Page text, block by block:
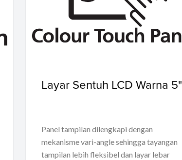
Layar Sentuh LCD Warna 5"
Panel tampilan dilengkapi dengan
mekanisme vari-angle sehingga tayangan
tampilan lebih fleksibel dan layar lebar